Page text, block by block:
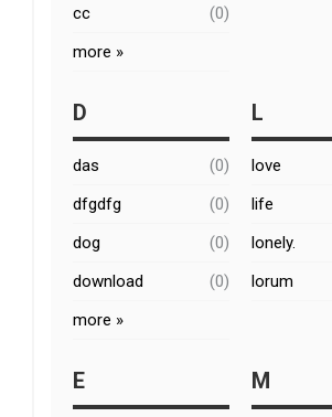
cc
(0)
more »
D
das
(0)
dfgdfg
(0)
dog
(0)
download
(0)
more »
E
L
love
life
lonely.
lorum
M